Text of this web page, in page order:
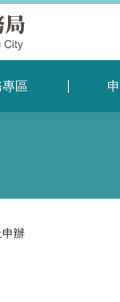
區
申辦